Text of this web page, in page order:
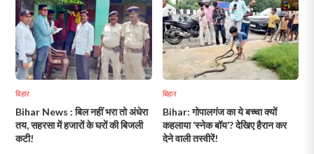
बिहार
Bihar News : बिल नहीं भरा तो अंधेरा
तय, सहरसा में हजारों के घरों की बिजली
कटी!
बिहार
Bihar: गोपालगंज का ये बच्चा क्यों
कहलाया ‘स्नेक बॉय’? देखिए हैरान कर
देने वाली तस्वीरें!